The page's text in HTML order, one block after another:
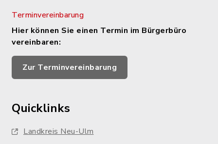
Terminvereinbarung
Hier können Sie einen Termin im Bürgerbüro
vereinbaren:
Zur Terminvereinbarung
Quicklinks
Landkreis Neu-Ulm